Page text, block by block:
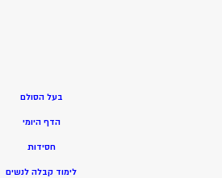
בעל הסולם
הדף היומי
חסידות
לימוד קבלה לנשים